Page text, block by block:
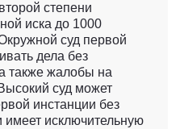
степени
иска до 1000
суд первой
дела без
также жалобы на
суд может
инстанции без
имеет исключительную